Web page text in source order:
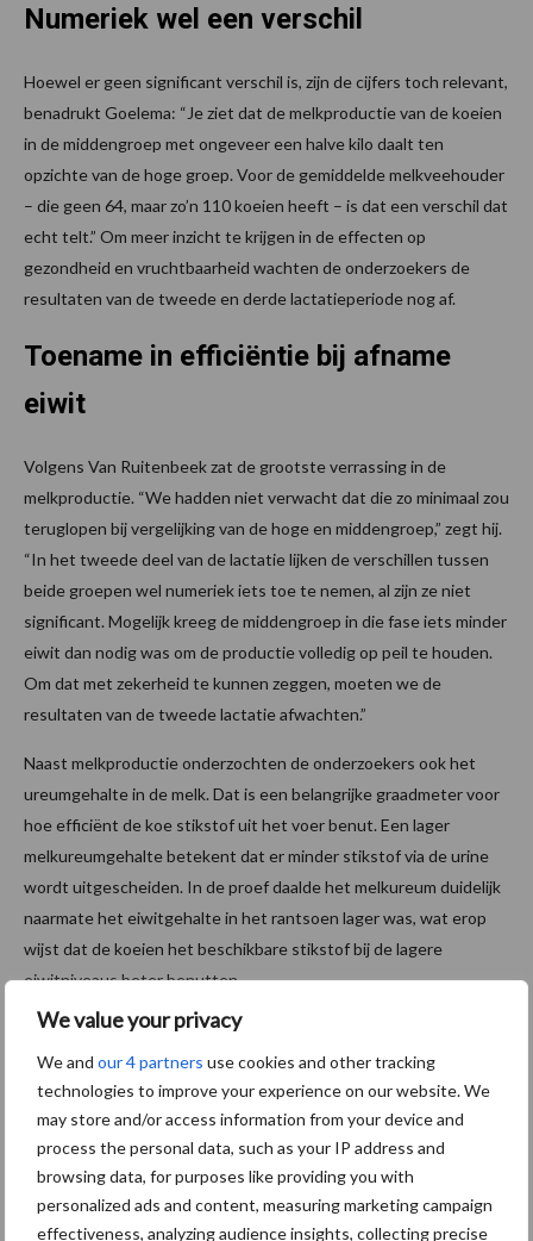
We value your privacy
We and our 4 partners use cookies and other tracking
technologies to improve your experience on our website. We
may store and/or access information from your device and
process the personal data, such as your IP address and
browsing data, for purposes like providing you with
personalized ads and content, measuring marketing campaign
effectiveness, analyzing audience insights, collecting precise
Numeriek wel een verschil
Hoewel er geen significant verschil is, zijn de cijfers toch relevant,
benadrukt Goelema: “Je ziet dat de melkproductie van de koeien
in de middengroep met ongeveer een halve kilo daalt ten
opzichte van de hoge groep. Voor de gemiddelde melkveehouder
– die geen 64, maar zo’n 110 koeien heeft – is dat een verschil dat
echt telt.” Om meer inzicht te krijgen in de effecten op
gezondheid en vruchtbaarheid wachten de onderzoekers de
resultaten van de tweede en derde lactatieperiode nog af.
Toename in efficiëntie bij afname
eiwit
Volgens Van Ruitenbeek zat de grootste verrassing in de
melkproductie. “We hadden niet verwacht dat die zo minimaal zou
teruglopen bij vergelijking van de hoge en middengroep,” zegt hij.
“In het tweede deel van de lactatie lijken de verschillen tussen
beide groepen wel numeriek iets toe te nemen, al zijn ze niet
significant. Mogelijk kreeg de middengroep in die fase iets minder
eiwit dan nodig was om de productie volledig op peil te houden.
Om dat met zekerheid te kunnen zeggen, moeten we de
resultaten van de tweede lactatie afwachten.”
Naast melkproductie onderzochten de onderzoekers ook het
ureumgehalte in de melk. Dat is een belangrijke graadmeter voor
hoe efficiënt de koe stikstof uit het voer benut. Een lager
melkureumgehalte betekent dat er minder stikstof via de urine
wordt uitgescheiden. In de proef daalde het melkureum duidelijk
naarmate het eiwitgehalte in het rantsoen lager was, wat erop
wijst dat de koeien het beschikbare stikstof bij de lagere
eiwitniveaus beter benutten.
Efficiëntie als leidraad
Voor VDN zijn dit waardevolle inzichten. “Het is niet ondenkbaar
dat er in de toekomst vanuit beleid eisen komen aan het RE-
gehalte,” zegt Goelema. “Dat stuur houd je liever zelf in handen.
en wat dat betekent voor je bedrijfsvoering, heb je ruimte om